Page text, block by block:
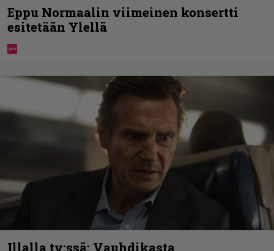
Eppu Normaalin viimeinen konsertti
esitetään Ylellä
Illalla tv:ssä: Vauhdikasta